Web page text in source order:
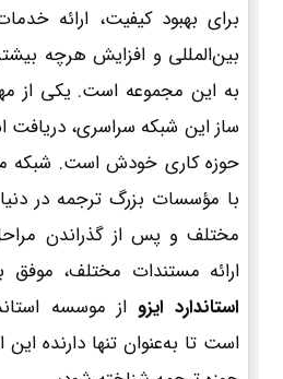
برای بهبود کیفیت، ارائه
بین‌المللی و افزایش هرچه
به این مجموعه است. یکی از
ساز این شبکه سراسری، دریافت
حوزه کاری خودش است. شبکه
با مؤسسات بزرگ ترجمه در
مختلف و پس از گذراندن
ارائه مستندات مختلف، موفق
استاندارد ایزو از موسسه
است تا به‌عنوان تنها دارنده این